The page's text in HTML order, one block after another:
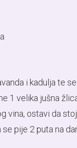
i kadulja te
1 velika jušna
vina, ostavi da
se pije 2 puta na